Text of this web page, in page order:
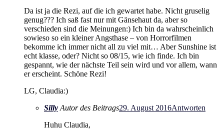
Da ist ja die Rezi, auf die ich gewartet habe. Nicht gruselig
genug??? Ich saß fast nur mit Gänsehaut da, aber so
verschieden sind die Meinungen:) Ich bin da wahrscheinlich
sowieso so ein kleiner Angsthase – von Horrorfilmen
bekomme ich immer nicht all zu viel mit… Aber Sunshine ist
echt klasse, oder? Nicht so 08/15, wie ich finde. Ich bin
gespannt, wie der nächste Teil sein wird und vor allem, wann
er erscheint. Schöne Rezi!
LG, Claudia:)
Silly Autor des Beitrags29. August 2016Antworten
Huhu Claudia,